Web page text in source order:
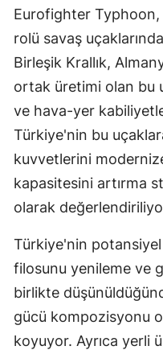
Eurofighter Typhoon,
rolü savaş
Birleşik Krallık,
ortak üretimi olan bu
ve hava-yer
Türkiye'nin bu
kuvvetlerini
kapasitesini artırma
olarak
Türkiye'nin potansiyel
filosunu yenileme ve
birlikte
gücü kompozisyonu
koyuyor. Ayrıca yerli